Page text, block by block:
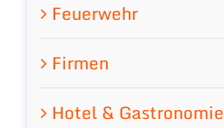
Feuerwehr
Firmen
Hotel & Gastronomie